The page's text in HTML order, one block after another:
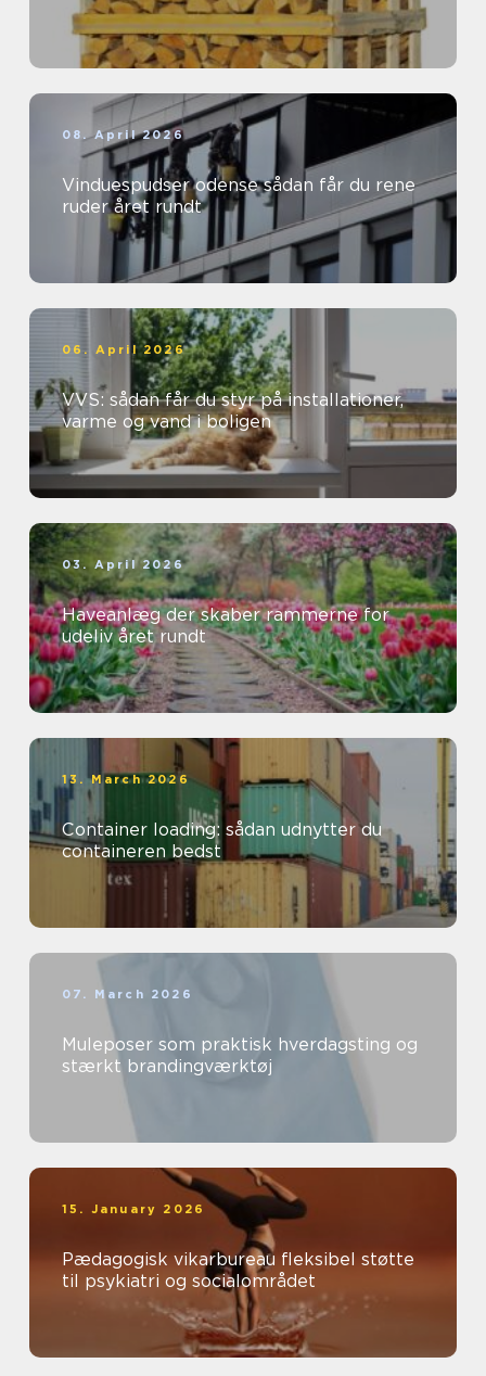
08. April 2026
Vinduespudser odense sådan får du rene
ruder året rundt
06. April 2026
VVS: sådan får du styr på installationer,
varme og vand i boligen
03. April 2026
Haveanlæg der skaber rammerne for
udeliv året rundt
13. March 2026
Container loading: sådan udnytter du
containeren bedst
07. March 2026
Muleposer som praktisk hverdagsting og
stærkt brandingværktøj
15. January 2026
Pædagogisk vikarbureau fleksibel støtte
til psykiatri og socialområdet